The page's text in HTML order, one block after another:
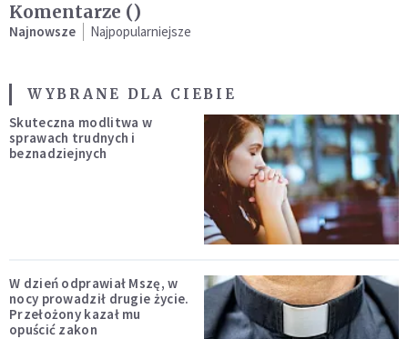
Komentarze ()
Najnowsze Najpopularniejsze
WYBRANE DLA CIEBIE
Skuteczna modlitwa w
sprawach trudnych i
beznadziejnych
W dzień odprawiał Mszę, w
nocy prowadził drugie życie.
Przełożony kazał mu
opuścić zakon